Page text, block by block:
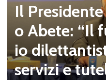
Il
o Abete: “Il
io
servizi e